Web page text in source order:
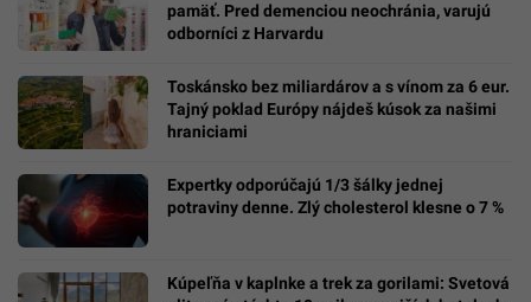
pamäť. Pred demenciou neochránia, varujú
odborníci z Harvardu
Toskánsko bez miliardárov a s vínom za 6 eur.
Tajný poklad Európy nájdeš kúsok za našimi
hraniciami
Expertky odporúčajú 1/3 šálky jednej
potraviny denne. Zlý cholesterol klesne o 7 %
Kúpeľňa v kaplnke a trek za gorilami: Svetová